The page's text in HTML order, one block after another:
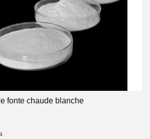
fonte chaude blanche